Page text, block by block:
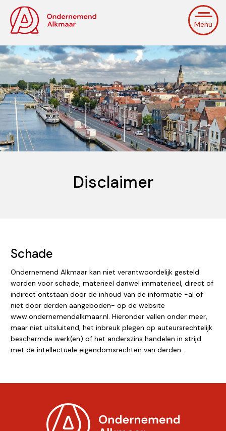
Menu
Disclaimer
Schade
Ondernemend Alkmaar kan niet verantwoordelijk gesteld
worden voor schade, materieel danwel immaterieel, direct of
indirect ontstaan door de inhoud van de informatie -al of
niet door derden aangeboden- op de website
www.ondernemendalkmaar.nl. Hieronder vallen onder meer,
maar niet uitsluitend, het inbreuk plegen op auteursrechtelijk
beschermde werk(en) of het anderszins handelen in strijd
met de intellectuele eigendomsrechten van derden.